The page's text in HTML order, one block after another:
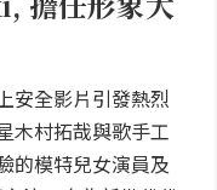
安全影片引發熱烈
木村拓哉與歌手工
的模特兒女演員及